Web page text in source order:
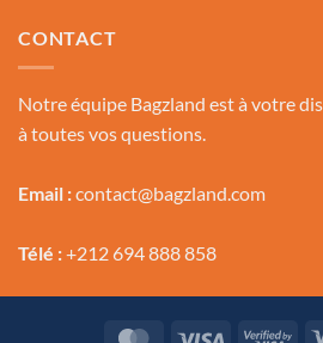
CONTACT
Notre équipe Bagzland est à votre
à toutes vos questions.
Email :contact@bagzland.com
Télé :+212 694 888 858
MasterCardVisa Visa